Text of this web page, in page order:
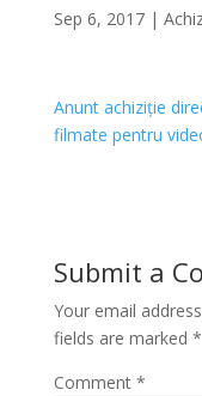
Sep 6, 2017|
Anunt achiziție
filmate pentru
Submit a
Your email
fields are marked *
Comment *